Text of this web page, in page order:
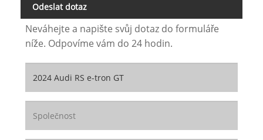
Odeslat dotaz
Neváhejte a napište svůj dotaz do formuláře
níže. Odpovíme vám do 24 hodin.